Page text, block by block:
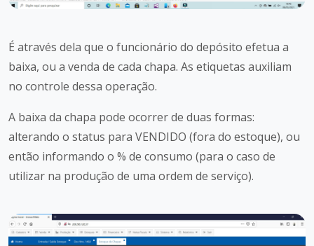
É através dela que o funcionário do depósito efetua a
baixa, ou a venda de cada chapa. As etiquetas auxiliam
no controle dessa operação.
A baixa da chapa pode ocorrer de duas formas:
alterando o status para VENDIDO (fora do estoque), ou
então informando o % de consumo (para o caso de
utilizar na produção de uma ordem de serviço).